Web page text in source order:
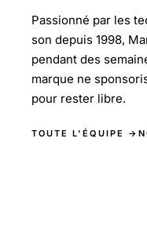
Passionné par les
son depuis 1998,
pendant des
marque ne
pour rester libre.
TOUTE L'ÉQUIPE →